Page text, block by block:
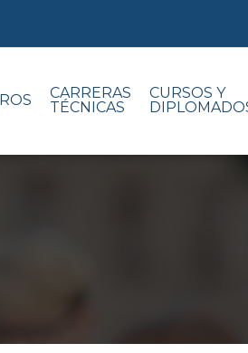
CARRERAS
TÉCNICAS
CURSOS Y